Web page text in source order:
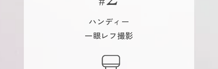
ハンディー
一眼レフ撮影